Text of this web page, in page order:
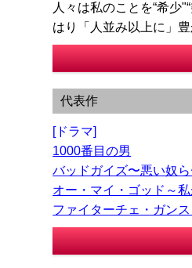
人々は私のことを“希少
はり「人並み以上に」
代表作
[ドラマ]
1000番目の男
バッドガイズ〜悪い奴ら
オー・マイ・ゴッド～
ファイターチェ・ガンス